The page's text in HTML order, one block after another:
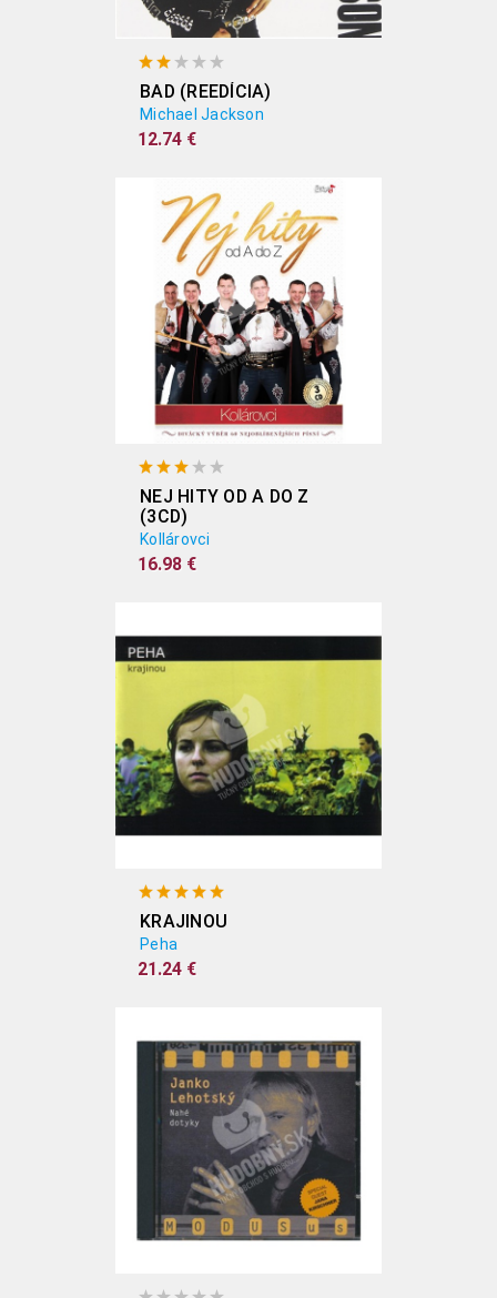
BAD (REEDÍCIA)
Michael Jackson
12.74 €
NEJ HITY OD A DO Z
(3CD)
Kollárovci
16.98 €
KRAJINOU
Peha
21.24 €